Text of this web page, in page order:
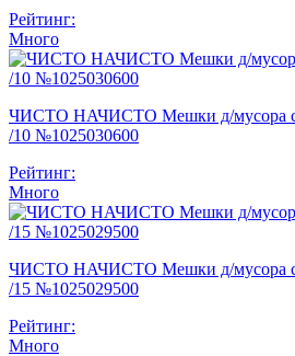
Рейтинг:
Много
ЧИСТО НАЧИСТО Мешки д/мусора с
/10 №1025030600
Рейтинг:
Много
ЧИСТО НАЧИСТО Мешки д/мусора с
/15 №1025029500
Рейтинг:
Много